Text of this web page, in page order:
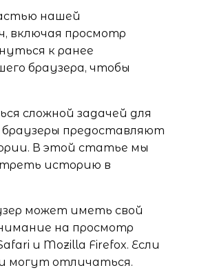
нашей
включая просмотр
к ранее
браузера, чтобы
сложной задачей для
браузеры предоставляют
В этой статье мы
историю в
может иметь свой
на просмотр
и Mozilla Firefox. Если
могут отличаться.